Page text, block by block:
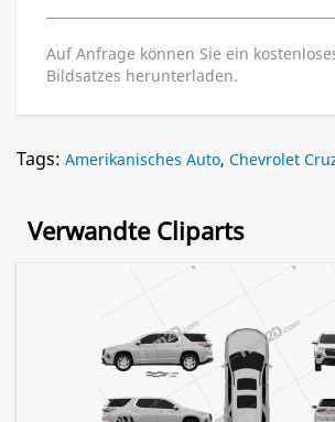
Auf Anfrage können Sie ein
Bildsatzes herunterladen.
Tags: Amerikanisches Auto, Chevrolet
Verwandte Cliparts